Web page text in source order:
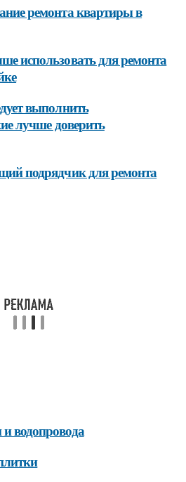
ремонта квартиры в
использовать для ремонта
выполнить
лучше доверить
подрядчик для ремонта
водопровода